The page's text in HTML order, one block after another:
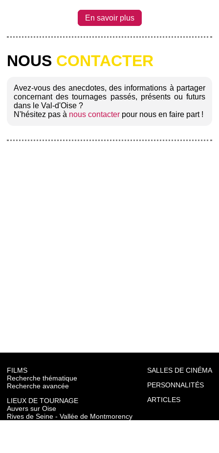
En savoir plus
NOUS CONTACTER
Avez-vous des anecdotes, des informations à partager
concernant des tournages passés, présents ou futurs
dans le Val-d'Oise ?
N'hésitez pas à nous contacter pour nous en faire part !
FILMS
Recherche thématique
Recherche avancée
LIEUX DE TOURNAGE
Auvers sur Oise
Rives de Seine - Vallée de Montmorency
SALLES DE CINÉMA
PERSONNALITÉS
ARTICLES